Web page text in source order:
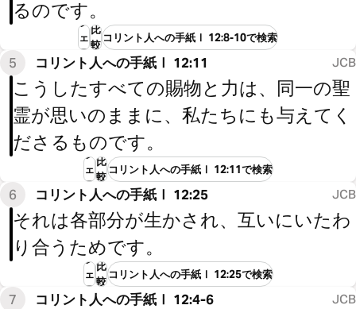
るのです。
シ
ェ
ア
比
較
コリント人への手紙Ⅰ 12:8-10で検索
5 コリント人への手紙Ⅰ 12:11 JCB
こうしたすべての賜物と力は、同一の聖
霊が思いのままに、私たちにも与えてく
ださるものです。
シ
ェ
ア
比
較
コリント人への手紙Ⅰ 12:11で検索
6 コリント人への手紙Ⅰ 12:25 JCB
それは各部分が生かされ、互いにいたわ
り合うためです。
シ
ェ
ア
比
較
コリント人への手紙Ⅰ 12:25で検索
7 コリント人への手紙Ⅰ 12:4-6 JCB